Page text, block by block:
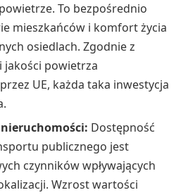
To bezpośrednio
mieszkańców i komfort życia
osiedlach. Zgodnie z
powietrza
UE, każda taka inwestycja
Dostępność
publicznego jest
czynników wpływających
Wzrost wartości